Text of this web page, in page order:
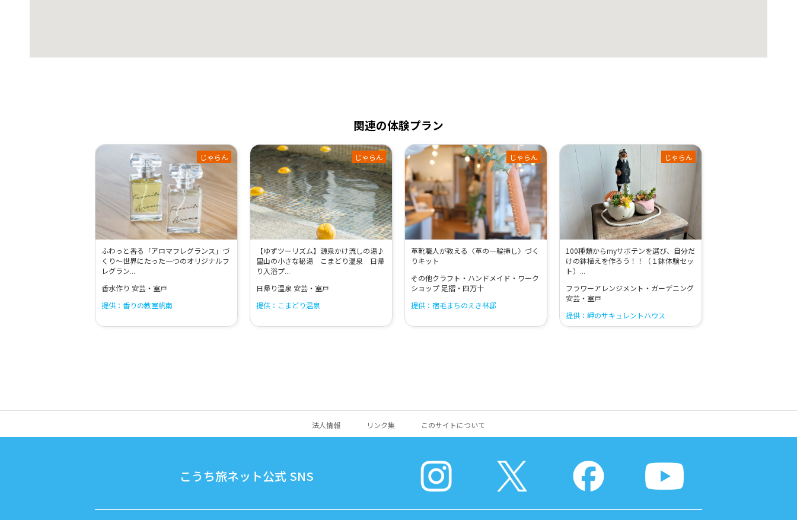
関連の体験プラン
ふわっと香る「アロマフレグランス」づ
くり～世界にたった一つのオリジナルフ
レグラン...
香水作り 安芸・室戸
提供：香りの教室帆南
じゃらん
【ゆずツーリズム】源泉かけ流しの湯♪
里山の小さな秘湯 こまどり温泉 日帰
り入浴プ...
日帰り温泉 安芸・室戸
提供：こまどり温泉
じゃらん
革靴職人が教える〈革の一輪挿し〉づく
りキット
その他クラフト・ハンドメイド・ワーク
ショップ 足摺・四万十
提供：宿毛まちのえき林邸
じゃらん
100種類からmyサボテンを選び、自分だ
けの鉢植えを作ろう！！（１鉢体験セッ
ト）...
フラワーアレンジメント・ガーデニング
安芸・室戸
提供：岬のサキュレントハウス
じゃらん
法人情報 リンク集 このサイトについて
こうち旅ネット公式 SNS